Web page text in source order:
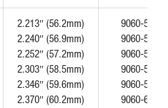
2.213″ (56.2mm)
2.240″ (56.9mm)
2.252″ (57.2mm)
2.303″ (58.5mm)
2.346″ (59.6mm)
2.370″ (60.2mm)
9060-562
9060-569
9060-572
9060-585
9060-596
9060-602